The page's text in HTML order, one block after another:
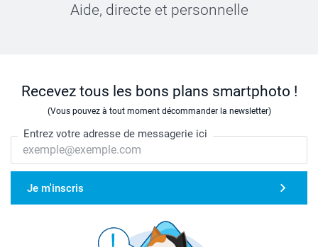
Aide, directe et personnelle
Recevez tous les bons plans smartphoto !
(Vous pouvez à tout moment décommander la newsletter)
Entrez votre adresse de messagerie ici
Je m'inscris